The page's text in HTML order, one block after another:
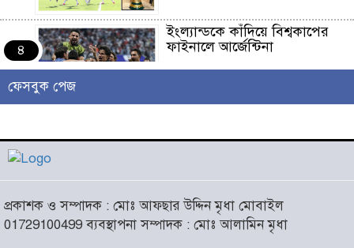
৪
ইংল্যান্ডকে কাঁদিয়ে বিশ্বকাপের
ফাইনালে আর্জেন্টিনা
৫
চরমোনাই
৬
আসন্ন বাকেরগঞ্জ পৌর নির্বাচনে
নারী কাউন্সিলর পদে দোয়া চাইলেন
বিএমএসএফ নেত্রী সাবরিনা
ফেসবুক পেজ
প্রকাশক ও সম্পাদক : মোঃ আফছার উদ্দিন মৃধা মোবাইল
01729100499 ব্যবস্থাপনা সম্পাদক : মোঃ আলামিন মৃধা